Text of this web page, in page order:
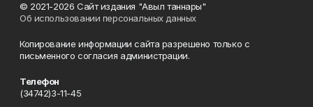
© 2021-2026 Сайт издания "Авыл таннары"
Об использовании персональных данных
Копирование информации сайта разрешено только с
письменного согласия администрации.
Телефон
(34742)3-11-45